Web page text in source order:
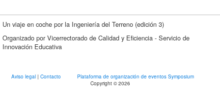
Un viaje en coche por la Ingeniería del Terreno (edición 3)
Organizado por Vicerrectorado de Calidad y Eficiencia - Servicio de
Innovación Educativa
Aviso legal | Contacto
Plataforma de organización de eventos Symposium
Copyright © 2026